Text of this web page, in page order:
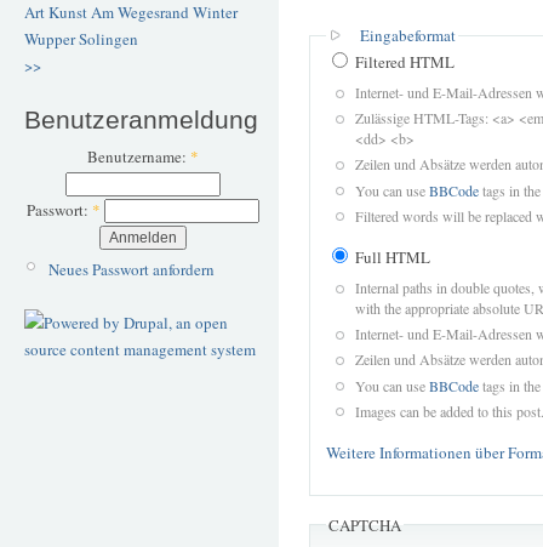
ArtKunstAm Wegesrand Winter
WupperSolingen
>>
Benutzeranmeldung
Benutzername: *
Passwort: *
Neues Passwort anfordern
Eingabeformat
Filtered HTML
Internet- und E-Mail-Adressen
Zulässige HTML-Tags: <a>
<dd> <b>
Zeilen und Absätze werden
You can useBBCodetags in
Filtered words will be replaced
Full HTML
Internal paths in double quotes,
with the appropriate absolute
Internet- und E-Mail-Adressen
Zeilen und Absätze werden
You can useBBCodetags in
Images can be added to this post.
Weitere Informationen über
CAPTCHA